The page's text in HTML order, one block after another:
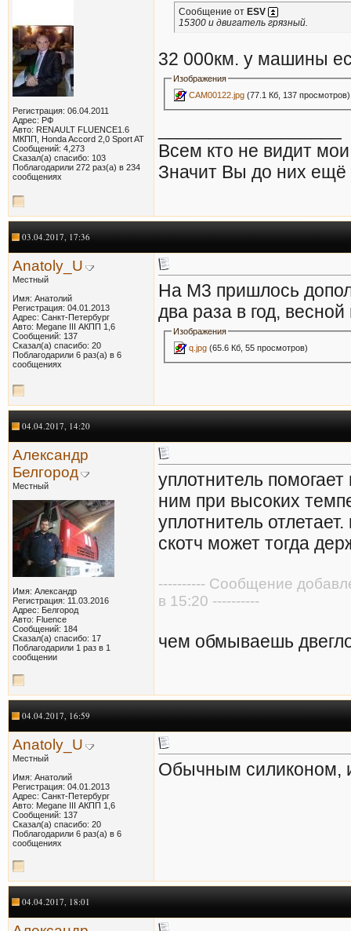
Регистрация: 06.04.2011
Адрес: РФ
Авто: RENAULT FLUENCE1.6
МКПП, Honda Accord 2,0 Sport AT
Сообщений: 4,273
Сказал(а) спасибо: 103
Поблагодарили 272 раз(а) в 234
сообщениях
Сообщение от ESV
15300 и двигатель грязный.
32 000км. у машины
Изображения
CAM00122.jpg (77.1 Кб, 137 просмотров)
Всем кто не видит
Значит Вы до них ещё
03.04.2017, 17:36
Anatoly_U
Местный
Имя: Анатолий
Регистрация: 04.01.2013
Адрес: Санкт-Петербург
Авто: Megane III АКПП 1,6
Сообщений: 137
Сказал(а) спасибо: 20
Поблагодарили 6 раз(а) в 6
сообщениях
На М3 пришлось
два раза в год,
Изображения
q.jpg (65.6 Кб, 55 просмотров)
04.04.2017, 14:20
Александр
Белгород
Местный
Имя: Александр
Регистрация: 11.03.2016
Адрес: Белгород
Авто: Fluence
Сообщений: 184
Сказал(а) спасибо: 17
Поблагодарили 1 раз в 1
сообщении
уплотнитель
ним при высоких
уплотнитель
скотч может тогда
---------- Сообщение
в 15:20 ----------
чем обмываешь
04.04.2017, 16:59
Anatoly_U
Местный
Имя: Анатолий
Регистрация: 04.01.2013
Адрес: Санкт-Петербург
Авто: Megane III АКПП 1,6
Сообщений: 137
Сказал(а) спасибо: 20
Поблагодарили 6 раз(а) в 6
сообщениях
Обычным силиконом,
04.04.2017, 18:01